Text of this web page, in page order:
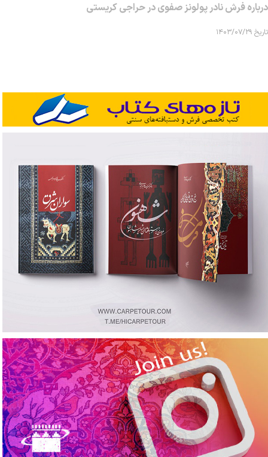
درباره فرش نادر پولونز صفوی در حراجی کریستی
تاریخ ۱۴۰۳/۰۷/۲۹